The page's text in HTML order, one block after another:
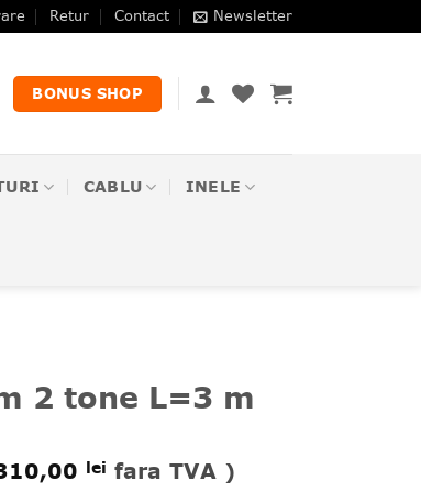
Retur Contact Newsletter
BONUS SHOP
CABLU INELE
2 tone L=3 m
lei fara TVA )